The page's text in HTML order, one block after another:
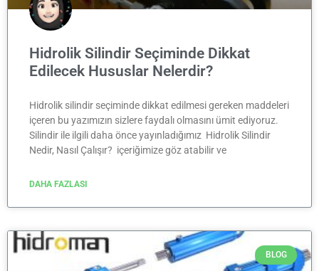
Hidrolik Silindir Seçiminde Dikkat
Edilecek Hususlar Nelerdir?
Hidrolik silindir seçiminde dikkat edilmesi gereken maddeleri
içeren bu yazımızın sizlere faydalı olmasını ümit ediyoruz.
Silindir ile ilgili daha önce yayınladığımız Hidrolik Silindir
Nedir, Nasıl Çalışır? içeriğimize göz atabilir ve
DAHA FAZLASI
BLOG